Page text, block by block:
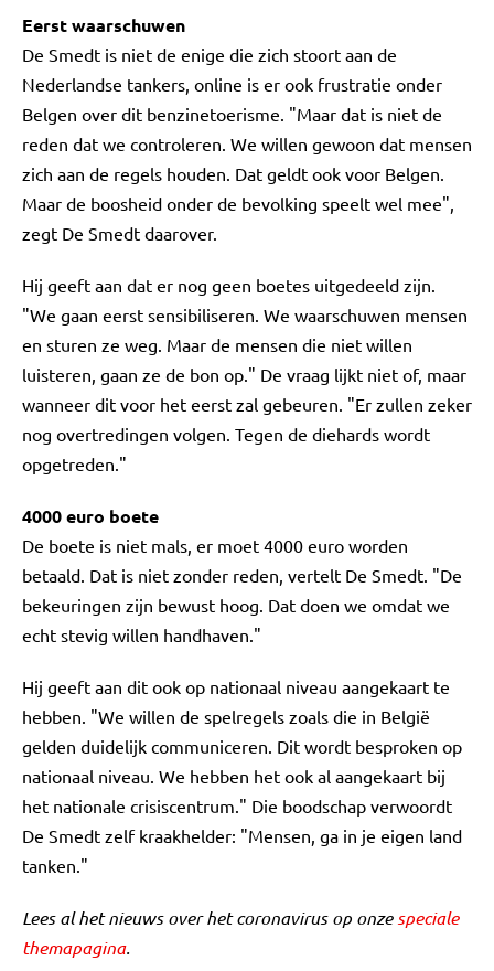
Eerst waarschuwen
De Smedt is niet de enige die zich stoort aan de
Nederlandse tankers, online is er ook frustratie onder
Belgen over dit benzinetoerisme. "Maar dat is niet de
reden dat we controleren. We willen gewoon dat mensen
zich aan de regels houden. Dat geldt ook voor Belgen.
Maar de boosheid onder de bevolking speelt wel mee",
zegt De Smedt daarover.
Hij geeft aan dat er nog geen boetes uitgedeeld zijn.
"We gaan eerst sensibiliseren. We waarschuwen mensen
en sturen ze weg. Maar de mensen die niet willen
luisteren, gaan ze de bon op." De vraag lijkt niet of, maar
wanneer dit voor het eerst zal gebeuren. "Er zullen zeker
nog overtredingen volgen. Tegen de diehards wordt
opgetreden."
4000 euro boete
De boete is niet mals, er moet 4000 euro worden
betaald. Dat is niet zonder reden, vertelt De Smedt. "De
bekeuringen zijn bewust hoog. Dat doen we omdat we
echt stevig willen handhaven."
Hij geeft aan dit ook op nationaal niveau aangekaart te
hebben. "We willen de spelregels zoals die in België
gelden duidelijk communiceren. Dit wordt besproken op
nationaal niveau. We hebben het ook al aangekaart bij
het nationale crisiscentrum." Die boodschap verwoordt
De Smedt zelf kraakhelder: "Mensen, ga in je eigen land
tanken."
Lees al het nieuws over het coronavirus op onze speciale
themapagina.